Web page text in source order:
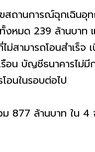
สถานการณ์ฉุกเฉินอุ
งหมด 239 ล้านบาท
ม่สามารถโอนสำเร็จ
น บัญชีธนาคารไม่มีก
อนในรอบต่อไป
ม 877 ล้านบาท ใน